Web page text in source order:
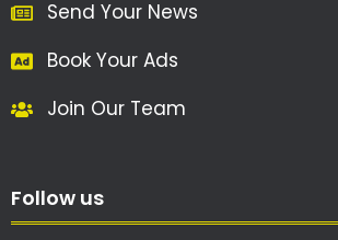
Send Your News
Book Your Ads
Join Our Team
Follow us